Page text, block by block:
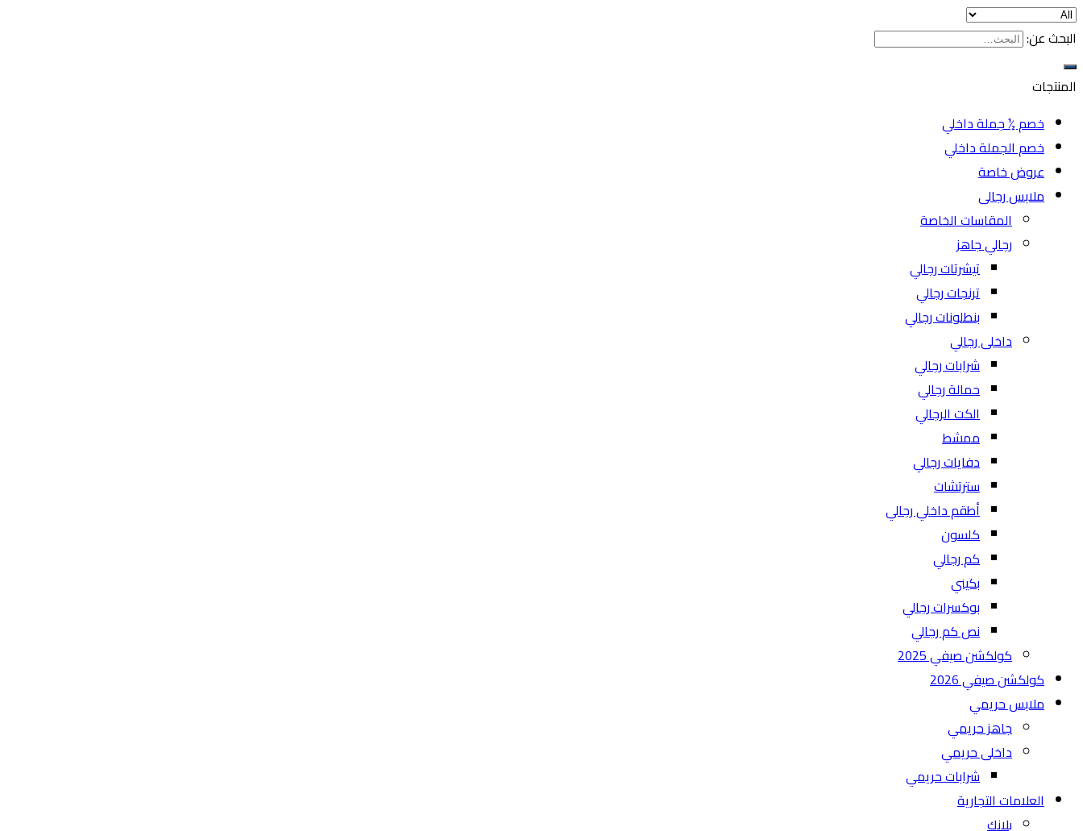
البحث عن:
المنتجات
خصم ½ جملة داخلي
خصم الجملة داخلي
عروض خاصة
ملابس رجالى
المقاسات الخاصة
رجالي جاهز
تيشرتات رجالي
ترنجات رجالي
بنطلونات رجالي
داخلى رجالي
شرابات رجالي
حمالة رجالي
الكت الرجالي
ممشط
دفايات رجالي
سترتشات
أطقم داخلي رجالي
كلسون
كم رجالي
بكيني
بوكسرات رجالي
نص كم رجالي
كولكشن صيفي 2025
كولكشن صيفي 2026
ملابس حريمي
جاهز حريمي
داخلى حريمي
شرابات حريمي
العلامات التجارية
بلانك